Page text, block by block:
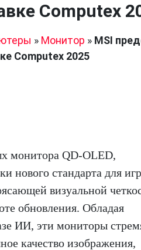
Computex
» Монитор » MSI
Computex 2025
монитора QD-OLED,
нового стандарта для
визуальной
обновления. Обладая
ИИ, эти мониторы
качество изображения,